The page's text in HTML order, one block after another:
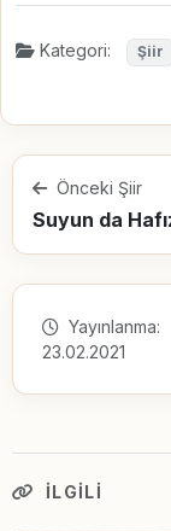
Kategori: Şiir
Önceki Şiir
Yayınlanma:
23.02.2021
İLGILI